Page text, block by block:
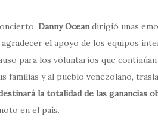
Danny Oceandirigió unas
el apoyo de los equipos
para los voluntarios que
familias y al pueblo venezolano,
la totalidad de las ganancias
en el país.